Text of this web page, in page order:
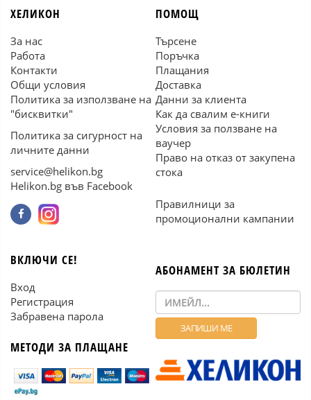
ХЕЛИКОН
За нас
Работа
Контакти
Общи условия
Политика за използване на
"бисквитки"
Политика за сигурност на
личните данни
service@helikon.bg
Helikon.bg във Facebook
ПОМОЩ
Търсене
Поръчка
Плащания
Доставка
Данни за клиента
Как да свалим е-книги
Условия за ползване на
ваучер
Право на отказ от закупена
стока
Правилници за
промоционални кампании
ВКЛЮЧИ СЕ!
Вход
Регистрация
Забравена парола
МЕТОДИ ЗА ПЛАЩАНЕ
АБОНАМЕНТ ЗА БЮЛЕТИН